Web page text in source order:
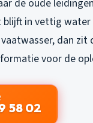
de oude
in vettig water
dan zit
voor de
58 02